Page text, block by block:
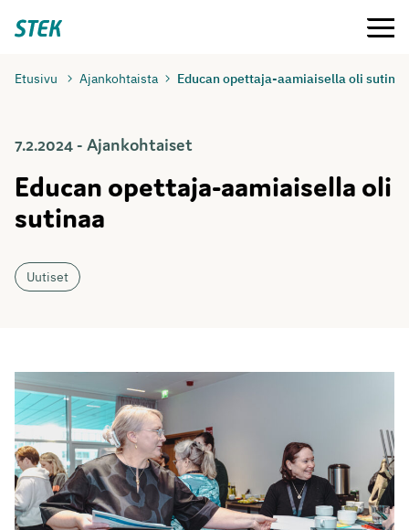
suoraan
Stek Valikko
Etusivu Ajankohtaista Educan opettaja-aamiaisella oli
7.2.2024 - Ajankohtaiset
Educan opettaja-aamiaisella oli
sutinaa
Uutiset